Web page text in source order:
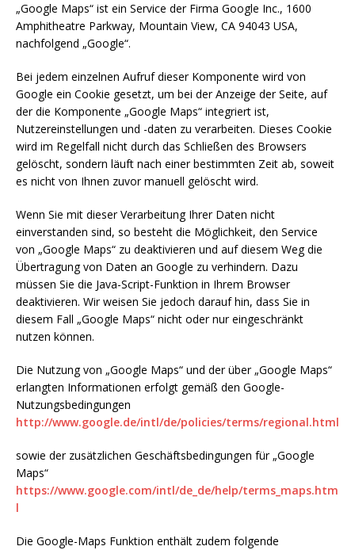
„Google Maps“ ist ein Service der Firma Google Inc., 1600
Amphitheatre Parkway, Mountain View, CA 94043 USA,
nachfolgend „Google“.
Bei jedem einzelnen Aufruf dieser Komponente wird von
Google ein Cookie gesetzt, um bei der Anzeige der Seite, auf
der die Komponente „Google Maps“ integriert ist,
Nutzereinstellungen und -daten zu verarbeiten. Dieses Cookie
wird im Regelfall nicht durch das Schließen des Browsers
gelöscht, sondern läuft nach einer bestimmten Zeit ab, soweit
es nicht von Ihnen zuvor manuell gelöscht wird.
Wenn Sie mit dieser Verarbeitung Ihrer Daten nicht
einverstanden sind, so besteht die Möglichkeit, den Service
von „Google Maps“ zu deaktivieren und auf diesem Weg die
Übertragung von Daten an Google zu verhindern. Dazu
müssen Sie die Java-Script-Funktion in Ihrem Browser
deaktivieren. Wir weisen Sie jedoch darauf hin, dass Sie in
diesem Fall „Google Maps“ nicht oder nur eingeschränkt
nutzen können.
Die Nutzung von „Google Maps“ und der über „Google Maps“
erlangten Informationen erfolgt gemäß den Google-
Nutzungsbedingungen
http://www.google.de/intl/de/policies/terms/regional.html
sowie der zusätzlichen Geschäftsbedingungen für „Google
Maps“
https://www.google.com/intl/de_de/help/terms_maps.htm
l
Die Google-Maps Funktion enthält zudem folgende